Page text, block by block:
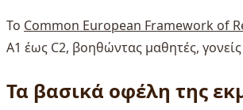
Το Common European Framework of
A1 έως C2, βοηθώντας μαθητές,
Τα βασικά οφέλη της